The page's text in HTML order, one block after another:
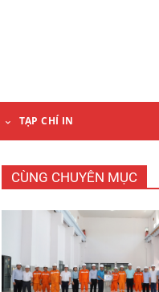
TẠP CHÍ IN
CÙNG CHUYÊN MỤC